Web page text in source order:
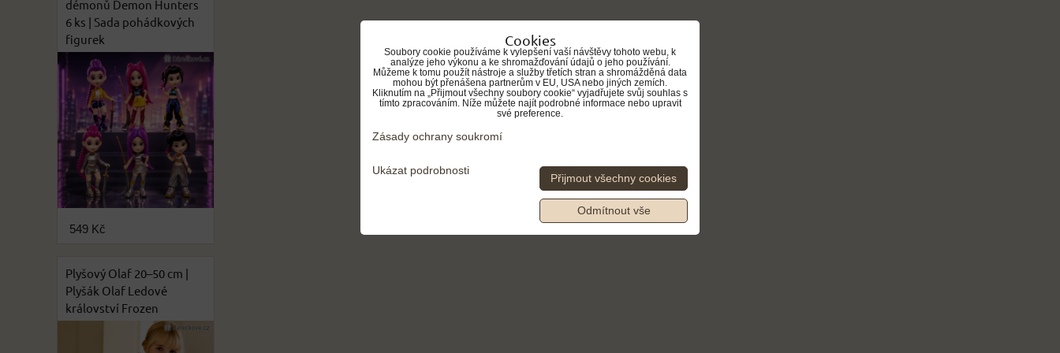
démonů Demon Hunters
6 ks | Sada pohádkových
figurek
549 Kč
Plyšový Olaf 20–50 cm |
Plyšák Olaf Ledové
království Frozen
Cookies
Soubory cookie používáme k vylepšení vaší návštěvy tohoto webu, k
analýze jeho výkonu a ke shromažďování údajů o jeho používání.
Můžeme k tomu použít nástroje a služby třetích stran a shromážděná data
mohou být přenášena partnerům v EU, USA nebo jiných zemích.
Kliknutím na „Přijmout všechny soubory cookie“ vyjadřujete svůj souhlas s
tímto zpracováním. Níže můžete najít podrobné informace nebo upravit
své preference.
Zásady ochrany soukromí
Ukázat podrobnosti
Přijmout všechny cookies
Odmítnout vše